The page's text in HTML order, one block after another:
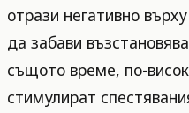
отрази негативно
да забави
същото време, по-
стимулират